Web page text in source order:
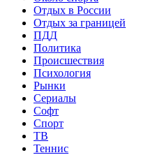
Отдых в России
Отдых за границей
ПДД
Политика
Происшествия
Психология
Рынки
Сериалы
Софт
Спорт
ТВ
Теннис